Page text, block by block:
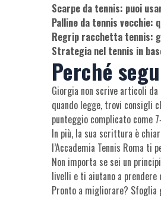
Scarpe da tennis: puoi
Palline da tennis vecchie:
Regrip racchetta tennis:
Strategia nel tennis in
Perché
Giorgia non scrive articoli
quando legge, trovi consigli
punteggio complicato come
In più, la sua scrittura è
l’Accademia Tennis Roma
Non importa se sei un
livelli e ti aiutano a
Pronto a migliorare?